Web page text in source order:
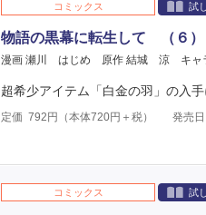
コミックス 試
物語の黒幕に転生して （６）
漫画 瀬川 はじめ 原作 結城 涼 キャ
超希少アイテム「白金の羽」の入手
定価 792 円（本体720円＋税） 発売
コミックス 試